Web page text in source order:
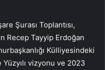
Şurası Toplantısı,
Recep Tayyip Erdoğan
Külliyesindeki
vizyonu ve 2023